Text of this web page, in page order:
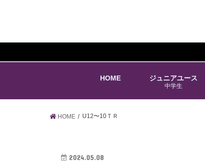
HOME ジュニアユース
中学生
HOME U12〜10ＴＲ
2024.05.08